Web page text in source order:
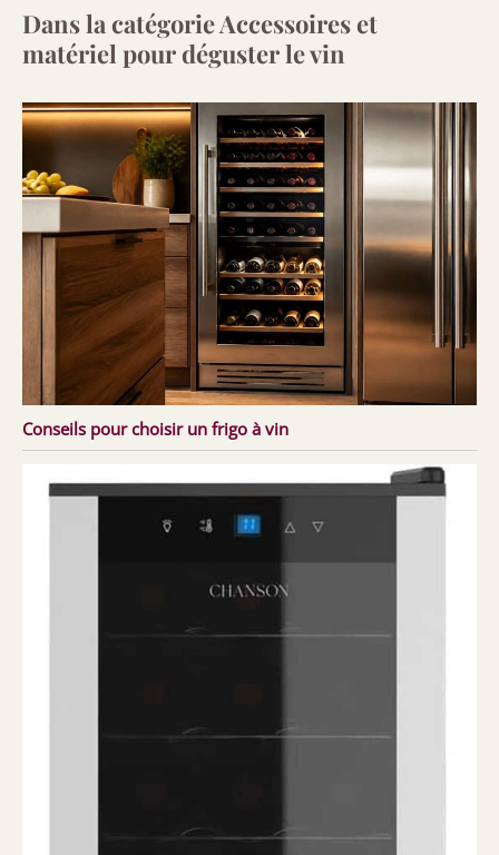
Dans la catégorie Accessoires et
matériel pour déguster le vin
Conseils pour choisir un frigo à vin